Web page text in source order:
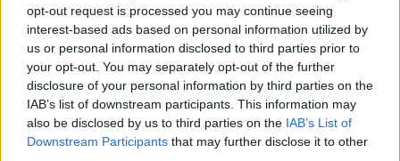
opt-out request is processed you may continue seeing
interest-based ads based on personal information utilized by
us or personal information disclosed to third parties prior to
your opt-out. You may separately opt-out of the further
disclosure of your personal information by third parties on the
IAB’s list of downstream participants. This information may
also be disclosed by us to third parties on the IAB’s List of
Downstream Participants that may further disclose it to other
Žiūrimiausi įrašai
00:00:49
Pateikė daugiau detalių apie iš tėvų paimtus šešis
vaikus: jiems kilusi grėsmė
Žinios | Lietuvos diena